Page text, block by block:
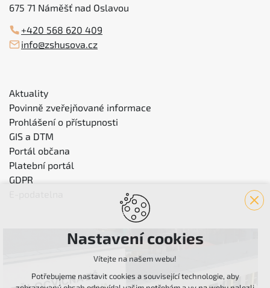
675 71 Náměšť nad Oslavou
+420 568 620 409
info@zshusova.cz
Aktuality
Povinně zveřejňované informace
Prohlášení o přístupnosti
GIS a DTM
Portál občana
Platební portál
GDPR
Nastavení cookies
Vítejte na našem webu!
Potřebujeme nastavit cookies a související technologie, aby